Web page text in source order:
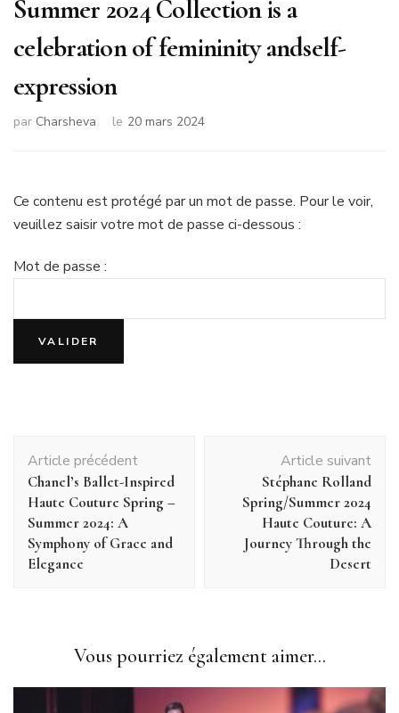
Summer 2024 Collection is a
celebration of femininity andself-
expression
par Charsheva le 20 mars 2024
Ce contenu est protégé par un mot de passe. Pour le voir,
veuillez saisir votre mot de passe ci-dessous :
Mot de passe :
d'article
Article précédent
Chanel’s Ballet-Inspired
Haute Couture Spring –
Summer 2024: A
Symphony of Grace and
Elegance
Article suivant
Stéphane Rolland
Spring/Summer 2024
Haute Couture: A
Journey Through the
Desert
Vous pourriez également aimer...